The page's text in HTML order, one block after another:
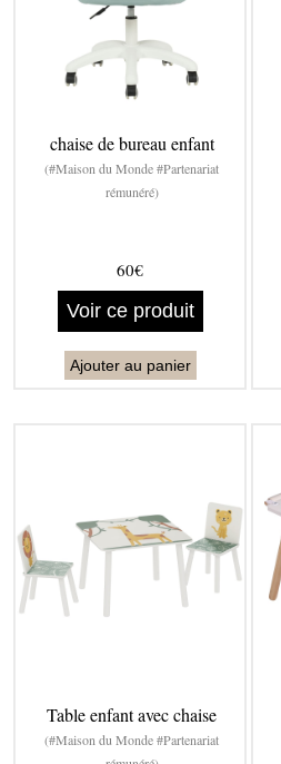
chaise de bureau enfant
(#Maison du Monde #Partenariat
rémunéré)
60€
Voir ce produit
Ajouter au panier
Table enfant avec chaise
(#Maison du Monde #Partenariat